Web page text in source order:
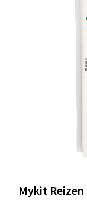
Mykit